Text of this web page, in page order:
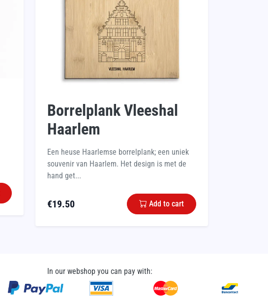
Borrelplank Vleeshal
Haarlem
Een heuse Haarlemse borrelplank; een uniek
souvenir van Haarlem. Het design is met de
hand get...
€19.50 Add to cart
In our webshop you can pay with: